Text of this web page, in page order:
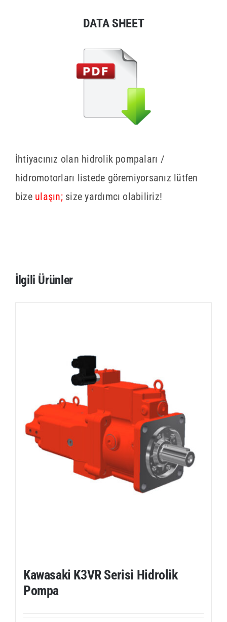
DATA SHEET
İhtiyacınız olan hidrolik pompaları /
hidromotorları listede göremiyorsanız lütfen
bize ulaşın;size yardımcı olabiliriz!
İlgili Ürünler
Kawasaki K3VR Serisi Hidrolik
Pompa